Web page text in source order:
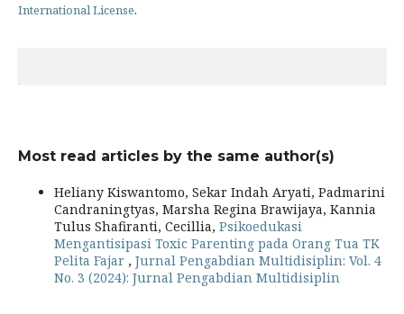
International License.
Most read articles by the same author(s)
Heliany Kiswantomo, Sekar Indah Aryati, Padmarini
Candraningtyas, Marsha Regina Brawijaya, Kannia
Tulus Shafiranti, Cecillia, Psikoedukasi
Mengantisipasi Toxic Parenting pada Orang Tua TK
Pelita Fajar , Jurnal Pengabdian Multidisiplin: Vol. 4
No. 3 (2024): Jurnal Pengabdian Multidisiplin